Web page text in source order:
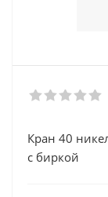
Кран 40
с биркой